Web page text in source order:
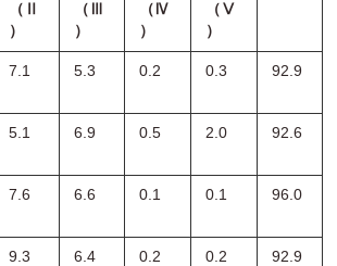
（Ⅱ
）
（Ⅲ
）
（Ⅳ
）
（Ⅴ
）
7.1 5.3 0.2 0.3 92.9
5.1 6.9 0.5 2.0 92.6
7.6 6.6 0.1 0.1 96.0
9.3 6.4 0.2 0.2 92.9